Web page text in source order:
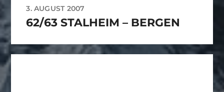
3. AUGUST 2007
62/63 STALHEIM – BERGEN